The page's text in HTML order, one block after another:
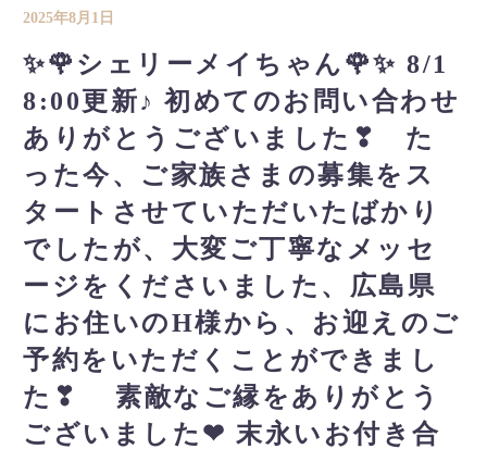
2025年8月1日
✨🌹シェリーメイちゃん🌹✨ 8/1
8:00更新♪ 初めてのお問い合わせ
ありがとうございました❣ た
った今、ご家族さまの募集をス
タートさせていただいたばかり
でしたが、大変ご丁寧なメッセ
ージをくださいました、広島県
にお住いのH様から、お迎えのご
予約をいただくことができまし
た❣ 素敵なご縁をありがとう
ございました❤ 末永いお付き合